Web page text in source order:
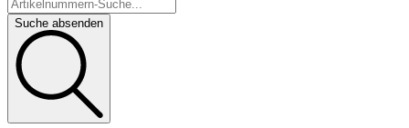
Suche absenden